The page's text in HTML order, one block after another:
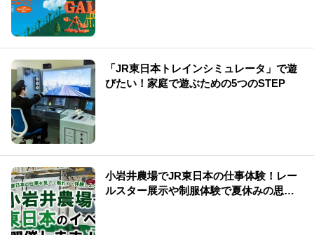
「JR東日本トレインシミュレータ」で遊
びたい！家庭で遊ぶための5つのSTEP
小岩井農場でJR東日本の仕事体験！レー
ルスター展示や制服体験で夏休みの思い